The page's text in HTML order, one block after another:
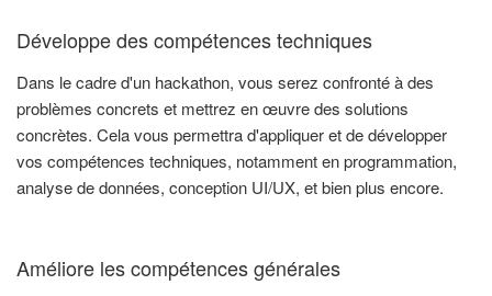
Développe des compétences techniques
Dans le cadre d'un hackathon, vous serez confronté à des
problèmes concrets et mettrez en œuvre des solutions
concrètes. Cela vous permettra d'appliquer et de développer
vos compétences techniques, notamment en programmation,
analyse de données, conception UI/UX, et bien plus encore.
Améliore les compétences générales